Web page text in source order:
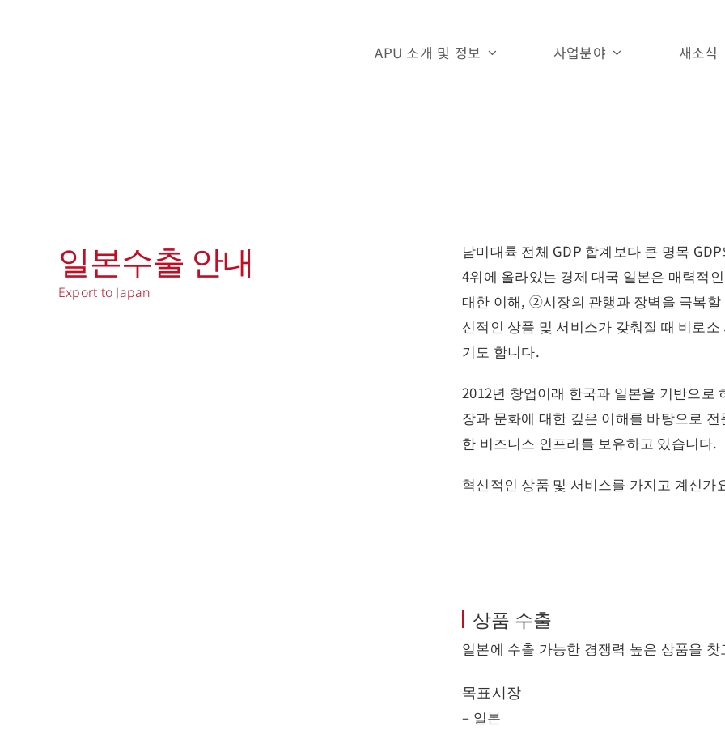
APU 소개 및 정보 사업분야 새소식
일본수출 안내
Export to Japan
남미대륙 전체 GDP 합계보다 큰 명목
4위에 올라있는 경제 대국 일본은 매력적
대한 이해, ②시장의 관행과 장벽을 극복
신적인 상품 및 서비스가 갖춰질 때 비로
기도 합니다.
2012년 창업이래 한국과 일본을 기반으로
장과 문화에 대한 깊은 이해를 바탕으로
한 비즈니스 인프라를 보유하고 있습니다.
혁신적인 상품 및 서비스를 가지고 계신
상품 수출
일본에 수출 가능한 경쟁력 높은 상품을
목표시장
– 일본